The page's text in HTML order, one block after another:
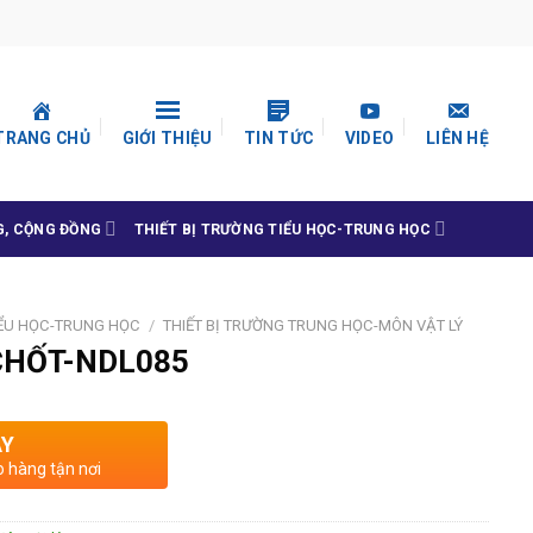
CHỦ GIỚI THIỆU TIN TỨC VIDEO LIÊN HỆ
CỘNG ĐỒNG THIẾT BỊ TRƯỜNG TIỂU HỌC-TRUNG HỌC
HỌC-TRUNG HỌC / THIẾT BỊ TRƯỜNG TRUNG HỌC-MÔN VẬT LÝ
NDL085
hàng tận nơi